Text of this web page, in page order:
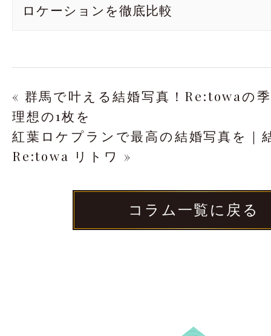
ロケーションを徹底比較
« 群馬で叶える結婚写真！Re:towaの
理想の1枚を
紅葉ロケプランで最高の結婚写真を｜
Re:towa リトワ »
コラム一覧に戻る